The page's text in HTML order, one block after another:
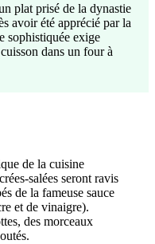
plat prisé de la dynastie
avoir été apprécié par la
sophistiquée exige
dans un four à
de la cuisine
salées seront ravis
de la fameuse sauce
et de vinaigre).
des morceaux